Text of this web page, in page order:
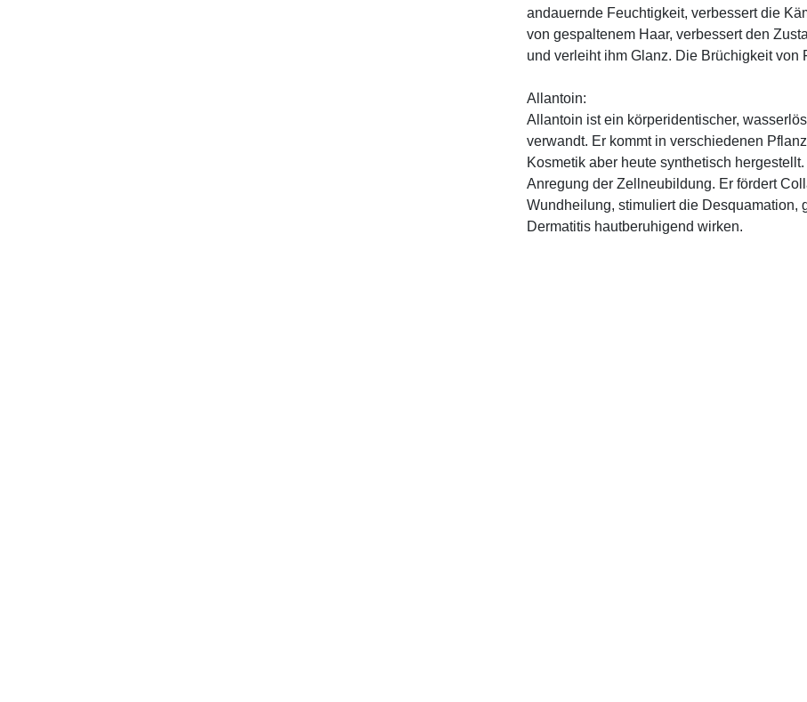
andauernde Feuchtigkeit, verbessert die
von gespaltenem Haar, verbessert den
und verleiht ihm Glanz. Die Brüchigkeit von
Allantoin:
Allantoin ist ein körperidentischer,
verwandt. Er kommt in verschiedenen
Kosmetik aber heute synthetisch
Anregung der Zellneubildung. Er fördert
Wundheilung, stimuliert die Desquamation,
Dermatitis hautberuhigend wirken.